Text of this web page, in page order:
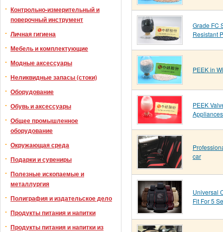
Контрольно-измерительный и
поверочный инструмент
Личная гигиена
Мебель и комплектующие
Модные аксессуары
Неликвидные запасы (стоки)
Оборудование
Обувь и аксессуары
Общее промышленное
оборудование
Окружающая среда
Подарки и сувениры
Полезные ископаемые и
металлургия
Полиграфия и издательское дело
Продукты питания и напитки
Продукты питания и напитки из
Grade FC
Resistant
PEEK in
PEEK
Appliances
car
Universal
Fit For 5